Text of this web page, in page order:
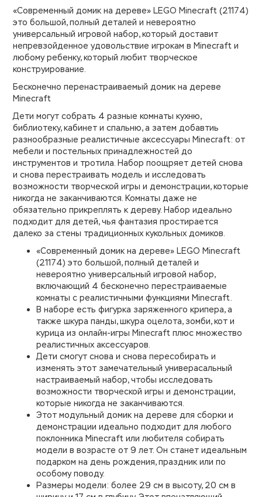
«Современный домик на дереве» LEGO Minecraft (21174)
это большой, полный деталей и невероятно
универсальный игровой набор, который доставит
непревзойденное удовольствие игрокам в Minecraft и
любому ребенку, который любит творческое
конструирование.
Бесконечно перенастраиваемый домик на дереве
Minecraft
Дети могут собрать 4 разные комнаты кухню,
библиотеку, кабинет и спальню, а затем добавтиь
разнообразные реалистичные аксессуары Minecraft: от
мебели и постельных принадлежностей до
инструментов и тротила. Набор поощряет детей снова
и снова перестраивать модель и исследовать
возможности творческой игры и демонстрации, которые
никогда не заканчиваются. Комнаты даже не
обязательно прикреплять к дереву. Набор идеально
подходит для детей, чья фантазия простирается
далеко за стены традиционных кукольных домиков.
«Современный домик на дереве» LEGO Minecraft
(21174) это большой, полный деталей и
невероятно универсальный игровой набор,
включающий 4 бесконечно перестраиваемые
комнаты с реалистичными функциями Minecraft.
В наборе есть фигурка заряженного крипера, а
также шкура панды, шкура оцелота, зомби, кот и
курица из онлайн-игры Minecraft плюс множество
реалистичных аксессуаров.
Дети смогут снова и снова пересобирать и
изменять этот замечательный универасальный
настраиваемый набор, чтобы исследовать
возможности творческой игры и демонстрации,
которые никогда не заканчиваются.
Этот модульный домик на дереве для сборки и
демонстрации идеально подходит для любого
поклонника Minecraft или любителя собирать
модели в возрасте от 9 лет. Он станет идеальным
подарком на день рождения, праздник или по
особому поводу.
Размеры модели: более 29 см в высоту, 20 см в